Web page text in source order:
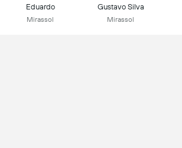
Eduardo
Mirassol
Gustavo Silva
Mirassol